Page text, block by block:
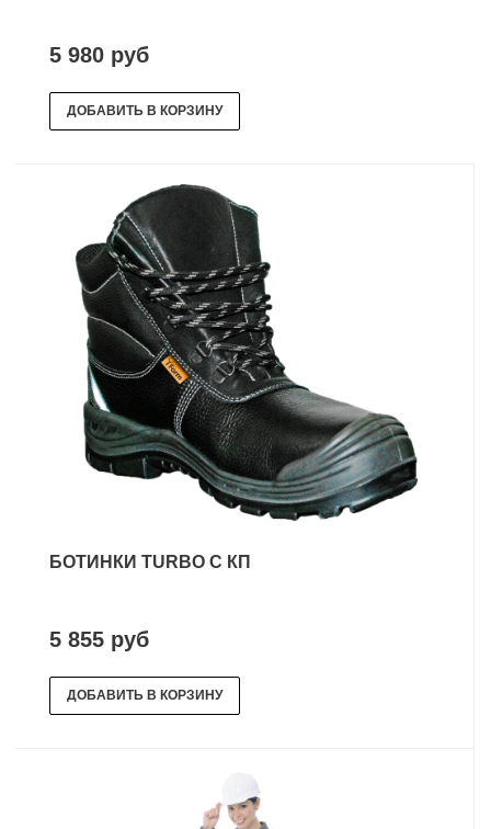
5 980 руб
ДОБАВИТЬ В КОРЗИНУ
БОТИНКИ TURBO С КП
5 855 руб
ДОБАВИТЬ В КОРЗИНУ